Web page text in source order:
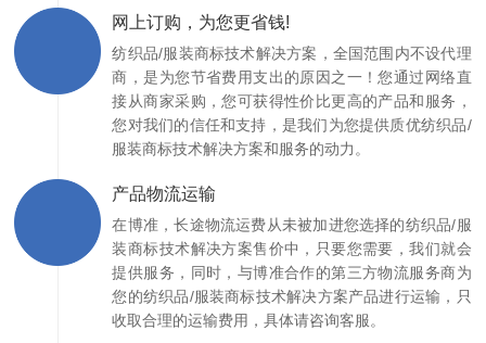
网上订购，为您更省钱!
纺织品/服装商标技术解决方案，全国范围内不设代理
商，是为您节省费用支出的原因之一！您通过网络直
接从商家采购，您可获得性价比更高的产品和服务，
您对我们的信任和支持，是我们为您提供质优纺织品/
服装商标技术解决方案和服务的动力。
产品物流运输
在博准，长途物流运费从未被加进您选择的纺织品/服
装商标技术解决方案售价中，只要您需要，我们就会
提供服务，同时，与博准合作的第三方物流服务商为
您的纺织品/服装商标技术解决方案产品进行运输，只
收取合理的运输费用，具体请咨询客服。